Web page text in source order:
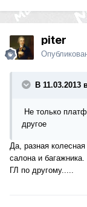
piter
В 11.03.2013
Не только
другое
Да, разная
салона и
ГЛ по другому.....